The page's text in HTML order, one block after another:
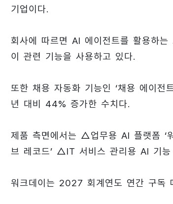
기업이다.
회사에 따르면 AI 에이전트를 활용하
이 관련 기능을 사용하고 있다.
또한 채용 자동화 기능인 ‘채용 에이
년 대비 44% 증가한 수치다.
제품 측면에서는 △업무용 AI 플랫폼 ‘
브 레코드’ △IT 서비스 관리용 AI 기
워크데이는 2027 회계연도 연간 구